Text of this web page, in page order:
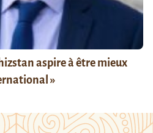
aspire à être mieux
»